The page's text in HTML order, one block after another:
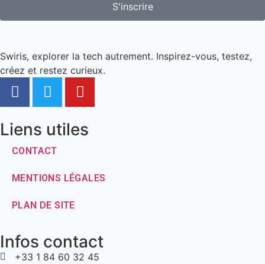
S'inscrire
Swiris, explorer la tech autrement. Inspirez-vous, testez,
créez et restez curieux.
Liens utiles
CONTACT
MENTIONS LÉGALES
PLAN DE SITE
Infos contact
+33 1 84 60 32 45